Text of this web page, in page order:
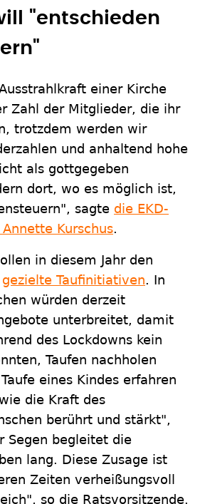
"entschieden
einer Kirche
Zahl der Mitglieder, die ihr
trotzdem werden wir
und anhaltend hohe
als gottgegeben
dort, wo es möglich ist,
sagte die EKD-
Kurschus.
in diesem Jahr den
gezielte Taufinitiativen. In
würden derzeit
unterbreitet, damit
des Lockdowns kein
Taufen nachholen
eines Kindes erfahren
die Kraft des
berührt und stärkt",
Segen begleitet die
lang. Diese Zusage ist
Zeiten verheißungsvoll
so die Ratsvorsitzende.